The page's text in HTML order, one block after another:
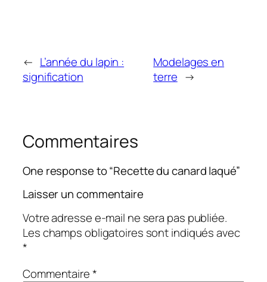
← L’année du lapin :
signification
Modelages en
terre →
Commentaires
One response to “Recette du canard laqué”
Laisser un commentaire
Votre adresse e-mail ne sera pas publiée.
Les champs obligatoires sont indiqués avec
*
Commentaire*